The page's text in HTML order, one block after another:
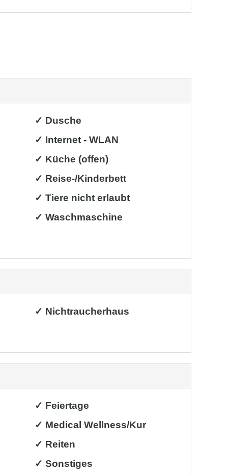
✓ Dusche
✓ Internet - WLAN
✓ Küche (offen)
✓ Reise-/Kinderbett
✓ Tiere nicht erlaubt
✓ Waschmaschine
✓ Nichtraucherhaus
✓ Feiertage
✓ Medical Wellness/Kur
✓ Reiten
✓ Sonstiges